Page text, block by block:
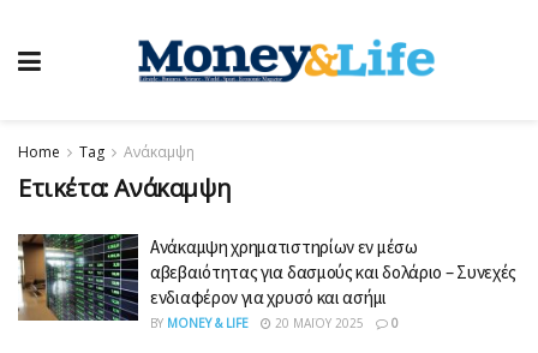
Home Tag Ανάκαμψη
Ετικέτα:Ανάκαμψη
Ανάκαμψη χρηματιστηρίων εν μέσω
αβεβαιότητας για δασμούς και δολάριο – Συνεχές
ενδιαφέρον για χρυσό και ασήμι
BY MONEY & LIFE 20 ΜΑΪ́ΟΥ 2025 0